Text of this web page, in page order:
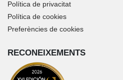
Política de privacitat
Política de cookies
Preferències de cookies
RECONEIXEMENTS